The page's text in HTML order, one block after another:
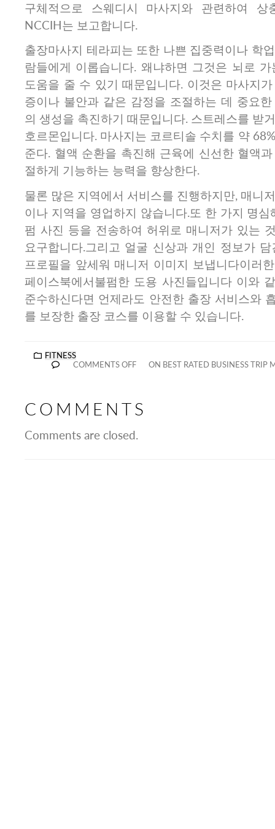
구체적으로 스웨디시 마사지와 관련하여 상
NCCIH는 보고합니다.
출장마사지 테라피는 또한 나쁜 집중력이나 학
람들에게 이롭습니다. 왜냐하면 그것은 뇌로
도움을 줄 수 있기 때문입니다. 이것은 마사지
증이나 불안과 같은 감정을 조절하는 데 중요
의 생성을 촉진하기 때문입니다. 스트레스를 받
호르몬입니다. 마사지는 코르티솔 수치를 약
준다. 혈액 순환을 촉진해 근육에 신선한 혈액
절하게 기능하는 능력을 향상한다.
물론 많은 지역에서 서비스를 진행하지만, 매니
이나 지역을 영업하지 않습니다.또 한 가지 명
펌 사진 등을 전송하여 허위로 매니저가 있는
요구합니다.그리고 얼굴 신상과 개인 정보가
프로필을 앞세워 매니저 이미지 보냅니다이러
페이스북에서불펌한 도용 사진들입니다 이와
준수하신다면 언제라도 안전한 출장 서비스와
를 보장한 출장 코스를 이용할 수 있습니다.
FITNESS
COMMENTS OFF
ON BEST RATED BUSINESS TRIP
COMMENTS
Comments are closed.